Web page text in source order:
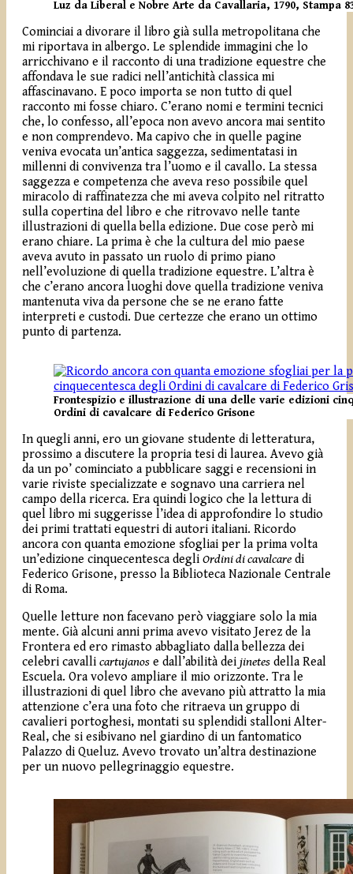
Luz da Liberal e Nobre Arte da Cavallaria, 1790, Stampa
Cominciai a divorare il libro già sulla metropolitana che
mi riportava in albergo. Le splendide immagini che lo
arricchivano e il racconto di una tradizione equestre che
affondava le sue radici nell’antichità classica mi
affascinavano. E poco importa se non tutto di quel
racconto mi fosse chiaro. C’erano nomi e termini tecnici
che, lo confesso, all’epoca non avevo ancora mai sentito
e non comprendevo. Ma capivo che in quelle pagine
veniva evocata un’antica saggezza, sedimentatasi in
millenni di convivenza tra l’uomo e il cavallo. La stessa
saggezza e competenza che aveva reso possibile quel
miracolo di raffinatezza che mi aveva colpito nel ritratto
sulla copertina del libro e che ritrovavo nelle tante
illustrazioni di quella bella edizione. Due cose però mi
erano chiare. La prima è che la cultura del mio paese
aveva avuto in passato un ruolo di primo piano
nell’evoluzione di quella tradizione equestre. L’altra è
che c’erano ancora luoghi dove quella tradizione veniva
mantenuta viva da persone che se ne erano fatte
interpreti e custodi. Due certezze che erano un ottimo
punto di partenza.
Frontespizio e illustrazione di una delle varie edizioni
Ordini di cavalcare di Federico Grisone
In quegli anni, ero un giovane studente di letteratura,
prossimo a discutere la propria tesi di laurea. Avevo già
da un po’ cominciato a pubblicare saggi e recensioni in
varie riviste specializzate e sognavo una carriera nel
campo della ricerca. Era quindi logico che la lettura di
quel libro mi suggerisse l’idea di approfondire lo studio
dei primi trattati equestri di autori italiani. Ricordo
ancora con quanta emozione sfogliai per la prima volta
un’edizione cinquecentesca degli Ordini di cavalcare di
Federico Grisone, presso la Biblioteca Nazionale Centrale
di Roma.
Quelle letture non facevano però viaggiare solo la mia
mente. Già alcuni anni prima avevo visitato Jerez de la
Frontera ed ero rimasto abbagliato dalla bellezza dei
celebri cavalli cartujanos e dall’abilità dei jinetes della Real
Escuela. Ora volevo ampliare il mio orizzonte. Tra le
illustrazioni di quel libro che avevano più attratto la mia
attenzione c’era una foto che ritraeva un gruppo di
cavalieri portoghesi, montati su splendidi stalloni Alter-
Real, che si esibivano nel giardino di un fantomatico
Palazzo di Queluz. Avevo trovato un’altra destinazione
per un nuovo pellegrinaggio equestre.